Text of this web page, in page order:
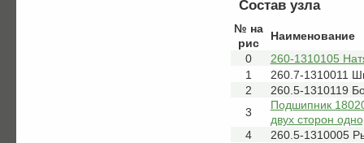
Состав узла
№ на
рис
Наименование
0
260-1310105
1
260.7-1310011
2
260.5-1310119
3
Подшипник
двух сторон
4
260.5-1310005